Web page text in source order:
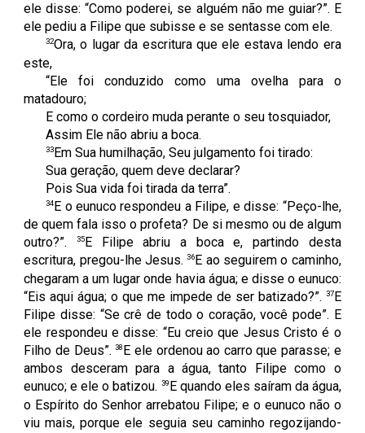
ele disse: “Como poderei, se alguém não me guiar?”. E
ele pediu a Filipe que subisse e se sentasse com ele.
32Ora, o lugar da escritura que ele estava lendo era
este,
“Ele foi conduzido como uma ovelha para o
matadouro;
E como o cordeiro muda perante o seu tosquiador,
Assim Ele não abriu a boca.
33Em Sua humilhação, Seu julgamento foi tirado:
Sua geração, quem deve declarar?
Pois Sua vida foi tirada da terra”.
34 E o eunuco respondeu a Filipe, e disse: “Peço-lhe,
de quem fala isso o profeta? De si mesmo ou de algum
outro?”.35 E Filipe abriu a boca e, partindo desta
escritura, pregou-lhe Jesus.36E ao seguirem o caminho,
chegaram a um lugar onde havia água; e disse o eunuco:
“Eis aqui água; o que me impede de ser batizado?”. 37E
Filipe disse: “Se crê de todo o coração, você pode”. E
ele respondeu e disse: “Eu creio que Jesus Cristo é o
Filho de Deus”.38 E ele ordenou ao carro que parasse; e
ambos desceram para a água, tanto Filipe como o
eunuco; e ele o batizou. 39 E quando eles saíram da água,
o Espírito do Senhor arrebatou Filipe; e o eunuco não o
viu mais, porque ele seguia seu caminho regozijando-